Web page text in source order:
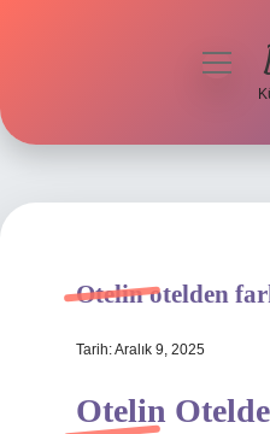
Hakkımızda
Otelin otelden
Tarih: Aralık 9, 2025
Otelin